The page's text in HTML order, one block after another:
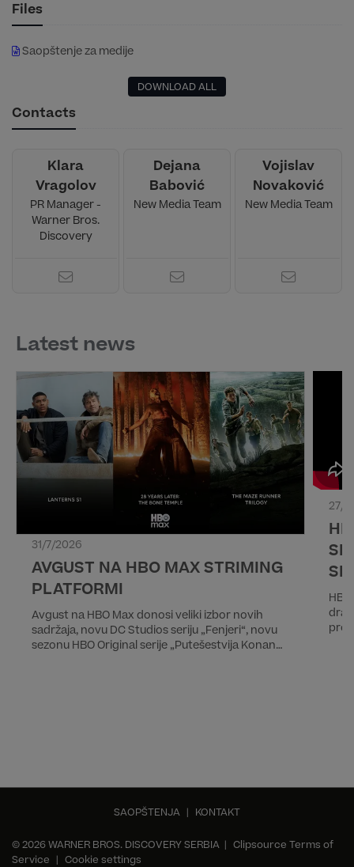
Files
Saopštenje za medije
DOWNLOAD ALL
Contacts
Klara
Vragolov
PR Manager -
Warner Bros.
Discovery
Dejana
Babović
New Media Team
Vojislav
Novaković
New Media Team
Latest news
31/7/2026
AVGUST NA HBO MAX STRIMING
PLATFORMI
Avgust na HBO Max donosi veliki izbor novih
sadržaja, novu DC Studios seriju „Fenjeri“, novu
sezonu HBO Original serije „Putešestvija Konan
27/
SAOPŠTENJA KONTAKT
© 2026 WARNER BROS. DISCOVERY SERBIA |
Clipsource Terms of
Service
Cookie settings